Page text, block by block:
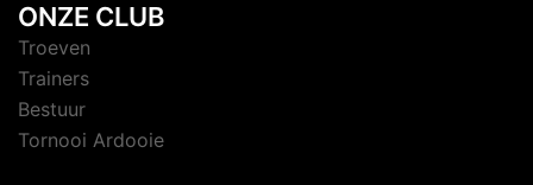
ONZE CLUB
Troeven
Trainers
Bestuur
Tornooi Ardooie